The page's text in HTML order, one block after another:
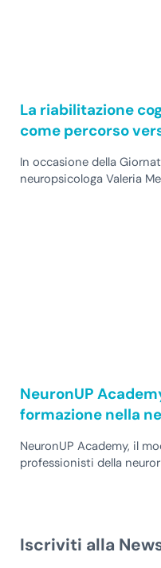
La riabilitazione
come percorso
In occasione della
neuropsicologa Valeria
NeuronUP
formazione nella
NeuronUP Academy, il
professionisti della
Iscriviti alla